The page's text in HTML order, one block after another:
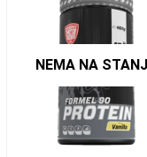
NEMA NA